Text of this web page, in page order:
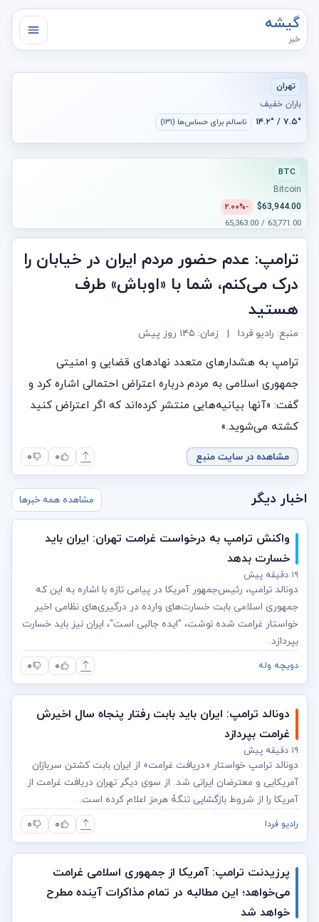
گیشه
خبر
تهران
باران خفیف
۷.۵° / ۱۴.۲° ناسالم برای حساس‌ها (۱۳۱)
BTC
Bitcoin
$63,944.00
-۲.۰۰%
63,771.00 / 65,363.00
ترامپ: عدم حضور مردم ایران در خیابان‌ را
درک می‌کنم، شما با «اوباش» طرف
هستید
منبع: رادیو فردا | زمان: ۱۴۵ روز پیش
ترامپ به هشدارهای متعدد نهادهای قضایی و امنیتی
جمهوری اسلامی به مردم درباره اعتراض احتمالی اشاره کرد و
گفت: «آنها بیانیه‌هایی منتشر کرده‌اند که اگر اعتراض کنید
کشته می‌شوید.»
مشاهده در سایت منبع ۰ ۰
اخبار دیگر مشاهده همه خبرها
واکنش ترامپ به درخواست غرامت تهران: ایران باید
خسارت بدهد
۱۹ دقیقه پیش
دونالد ترامپ، رئیس‌جمهور آمریکا در پیامی تازه با اشاره به این که
جمهوری اسلامی بابت خسارت‌های وارده در درگیری‌های نظامی اخیر
خواستار غرامت شده نوشت، "ایده جالبی است"، ایران نیز باید خسارت
بپردازد.
دویچه وله ۰ ۰
دونالد ترامپ: ایران باید بابت رفتار پنجاه سال اخیرش
غرامت بپردازد
۱۹ دقیقه پیش
دونالد ترامپ خواستار «دریافت غرامت» از ایران بابت کشتن سربازان
آمریکایی و معترضان ایرانی شد. از سوی دیگر تهران دریافت غرامت از
آمریکا را از شروط بازگشایی تنگۀ هرمز اعلام کرده است.
رادیو فردا ۰ ۰
پرزیدنت ترامپ: آمریکا از جمهوری اسلامی غرامت
می‌خواهد؛ این مطالبه در تمام مذاکرات آینده مطرح
خواهد شد